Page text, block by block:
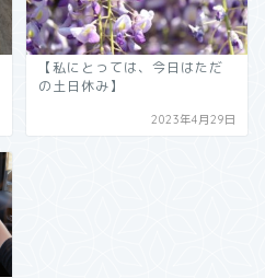
【私にとっては、今日はただ
の土日休み】
2023年4月29日